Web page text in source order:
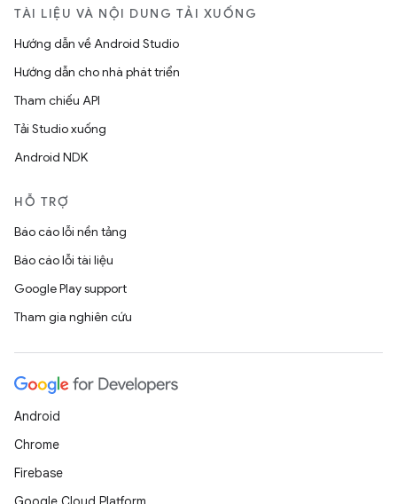
TÀI LIỆU VÀ NỘI DUNG TẢI XUỐNG
Hướng dẫn về Android Studio
Hướng dẫn cho nhà phát triển
Tham chiếu API
Tải Studio xuống
Android NDK
HỖ TRỢ
Báo cáo lỗi nền tảng
Báo cáo lỗi tài liệu
Google Play support
Tham gia nghiên cứu
Android
Chrome
Firebase